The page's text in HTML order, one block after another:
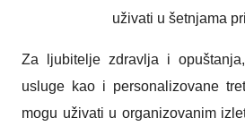
uživati u šetnjama
Za ljubitelje zdravlja i
usluge kao i personalizovane
mogu uživati u organizovanim